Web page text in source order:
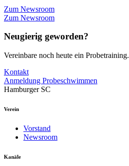
Zum Newsroom
Zum Newsroom
Neugierig geworden?
Vereinbare noch heute ein Probetraining.
Kontakt
Anmeldung Probeschwimmen
Hamburger SC
Verein
Vorstand
Newsroom
Kanäle